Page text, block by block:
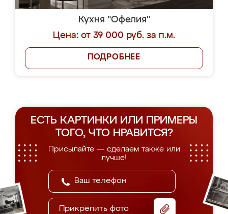
Кухня "Офелия"
Цена: от 39 000 руб. за п.м.
ПОДРОБНЕЕ
ЕСТЬ КАРТИНКИ ИЛИ ПРИМЕРЫ
ТОГО, ЧТО НРАВИТСЯ?
Присылайте — сделаем также или
лучше!
Прикрепить фото